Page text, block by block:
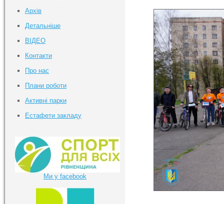
Архів
Детальніше
ВІДЕО
Контакти
Про нас
Плани роботи
Активні парки
Естафети закладу
Ми у facebook